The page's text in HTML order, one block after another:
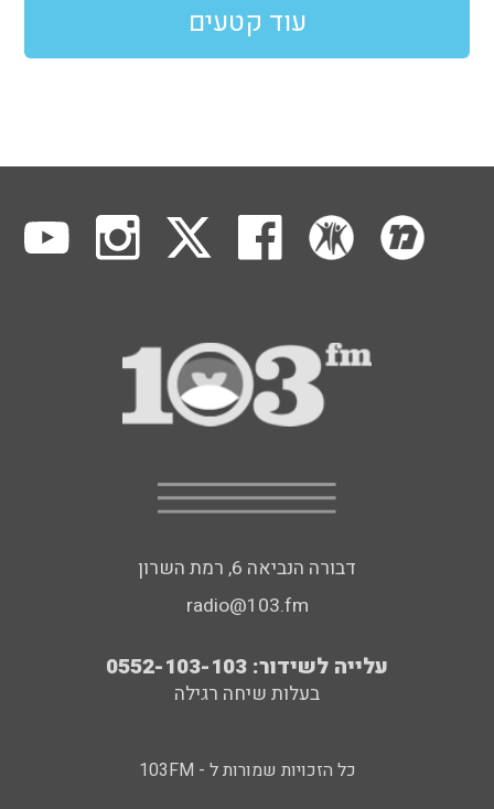
עוד קטעים
דבורה הנביאה 6, רמת השרון
radio@103.fm
עלייה לשידור: 0552-103-103
בעלות שיחה רגילה
כל הזכויות שמורות ל - 103FM